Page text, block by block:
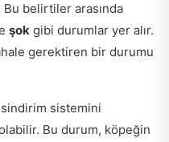
belirtiler arasında
şok gibi durumlar yer alır.
gerektiren bir durumu
sistemini
Bu durum, köpeğin